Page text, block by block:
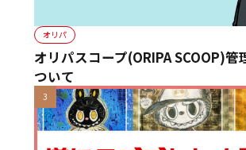
オリパ
オリパスコープ(ORIPA SCOOP)管
ついて